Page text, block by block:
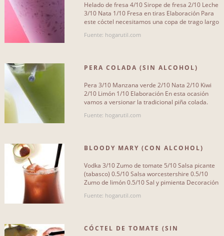
Helado de fresa 4/10 Sirope de fresa 2/10 Leche
3/10 Nata 1/10 Fresa en tiras Elaboración Para
este cóctel necesitamos una copa de trago largo
Fuente: hogarutil.com
PERA COLADA (SIN ALCOHOL)
Pera 3/10 Manzana verde 2/10 Nata 2/10 Kiwi
2/10 Limón 1/10 Elaboración En esta ocasión
vamos a versionar la tradicional piña colada.
Fuente: hogarutil.com
BLOODY MARY (CON ALCOHOL)
Vodka 3/10 Zumo de tomate 5/10 Salsa picante
(tabasco) 0.5/10 Salsa worcestershire 0.5/10
Zumo de limón 0.5/10 Sal y pimienta Decoración
Fuente: hogarutil.com
CÓCTEL DE TOMATE (SIN